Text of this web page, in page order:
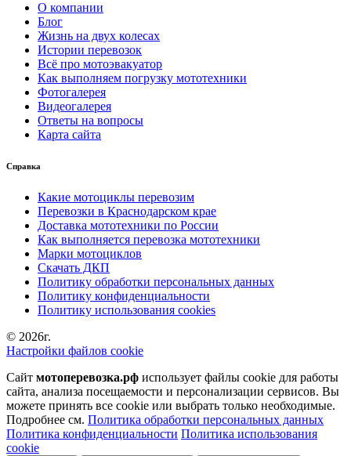
О компании
Блог
Жизнь на двух колесах
Истории перевозок
Всё про мотоэвакуатор
Как выполняем погрузку мототехники
Фотогалерея
Видеогалерея
Ответы на вопросы
Карта сайта
Справка
Какие мотоциклы перевозим
Перевозки в Краснодарском крае
Доставка мототехники по России
Как выполняется перевозка мототехники
Марки мотоциклов
Скачать ДКП
Политику обработки персональных данных
Политику конфиденциальности
Политику использования cookies
© 2026г.
Настройки файлов cookie
Сайт мотоперевозка.рф использует файлы cookie для работы
сайта, анализа посещаемости и персонализации сервисов. Вы
можете принять все cookie или выбрать только необходимые.
Подробнее см. Политика обработки персональных данных
Политика конфиденциальности Политика использования
cookie